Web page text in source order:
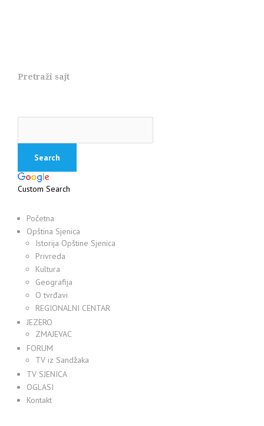
Pretraži sajt
Custom Search
Početna
Opština Sjenica
Istorija Opštine Sjenica
Privreda
Kultura
Geografija
O tvrđavi
REGIONALNI CENTAR
JEZERO
ZMAJEVAC
FORUM
TV iz Sandžaka
TV SJENICA
OGLASI
Kontakt